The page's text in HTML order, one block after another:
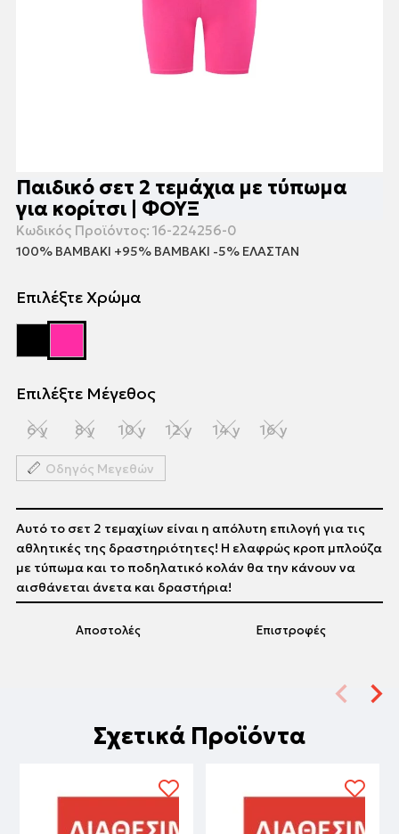
Παιδικό σετ 2 τεμάχια με τύπωμα
για κορίτσι | ΦΟΥΞ
Κωδικός Προϊόντος: 16-224256-0
100% ΒΑΜΒΑΚΙ +95% ΒΑΜΒΑΚΙ -5% ΕΛΑΣΤΑΝ
Επιλέξτε Χρώμα
Επιλέξτε Μέγεθος
6 y 8 y 10 y 12 y 14 y 16 y
Οδηγός Μεγεθών
Αποστολές Επιστροφές
Αυτό το σετ 2 τεμαχίων είναι η απόλυτη επιλογή για τις
αθλητικές της δραστηριότητες! Η ελαφρώς κροπ μπλούζα
με τύπωμα και το ποδηλατικό κολάν θα την κάνουν να
αισθάνεται άνετα και δραστήρια!
Σχετικά Προϊόντα